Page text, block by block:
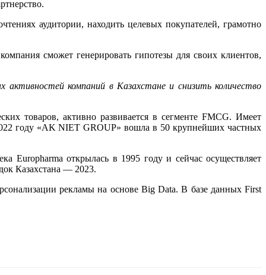
аудитории, находить целевых покупателей, грамотно
сможет генерировать гипотезы для своих клиентов,
компаний в Казахстане и снизить количество
товаров, активно развивается в сегменте FMCG. Имеет
году «AK NIET GROUP»вошла в 50 крупнейших частных
Europharma открылась в 1995 году и сейчас осуществляет
Казахстана — 2023.
рекламы на основе Big Data. В базе данных First